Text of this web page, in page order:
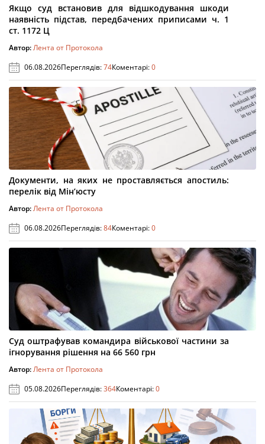
Якщо суд встановив для відшкодування шкоди
наявність підстав, передбачених приписами ч. 1
ст. 1172 Ц
Автор:Лента от Протокола
06.08.2026Переглядів:74Коментарі:0
Документи, на яких не проставляється апостиль:
перелік від Мін’юсту
Автор:Лента от Протокола
06.08.2026Переглядів:84Коментарі:0
Суд оштрафував командира військової частини за
ігнорування рішення на 66 560 грн
Автор:Лента от Протокола
05.08.2026Переглядів:364Коментарі:0